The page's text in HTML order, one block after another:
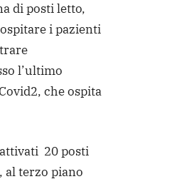
di posti letto,
i pazienti
l’ultimo
che ospita
20 posti
al terzo piano